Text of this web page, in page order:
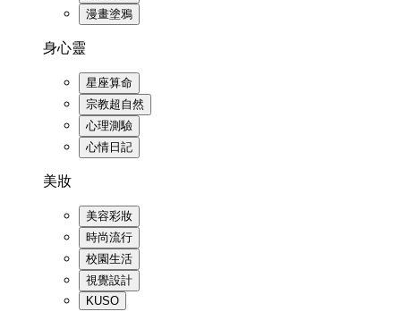
漫畫塗鴉
身心靈
星座算命
宗教超自然
心理測驗
心情日記
美妝
美容彩妝
時尚流行
校園生活
視覺設計
KUSO